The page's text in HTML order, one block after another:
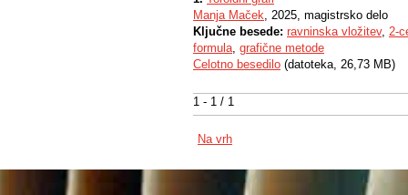
1 - 1 / 1
Manja Maček, 2025, magistrsko delo
Ključne besede: ravninska vložitev, 2-
formula, grafične metode
Celotno besedilo (datoteka, 26,73 MB)
Na vrh